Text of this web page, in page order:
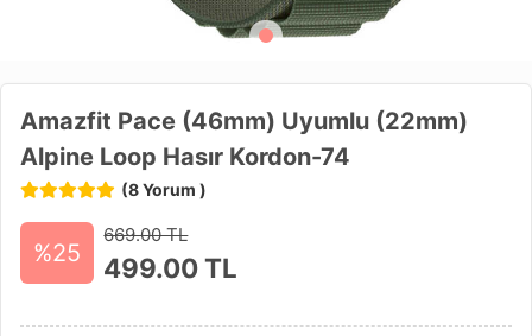
Amazfit Pace (46mm) Uyumlu (22mm)
Alpine Loop Hasır Kordon-74
(8 Yorum )
%25
669.00 TL
499.00TL